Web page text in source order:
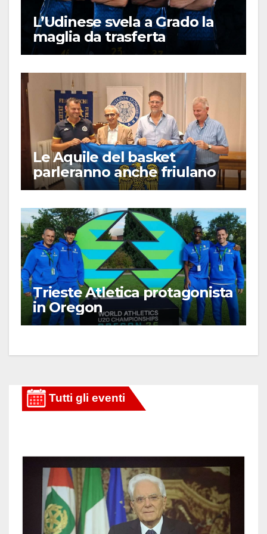
L’Udinese svela a Grado la
maglia da trasferta
Le Aquile del basket
parleranno anche friulano
Trieste Atletica protagonista
in Oregon